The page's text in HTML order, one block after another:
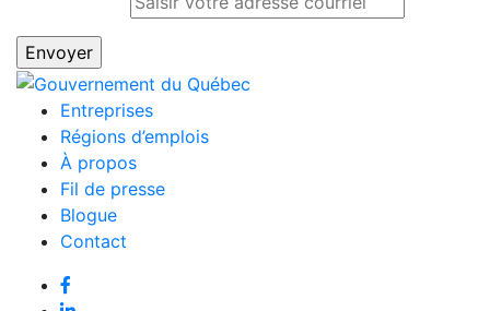
Entreprises
Régions d’emplois
À propos
Fil de presse
Blogue
Contact